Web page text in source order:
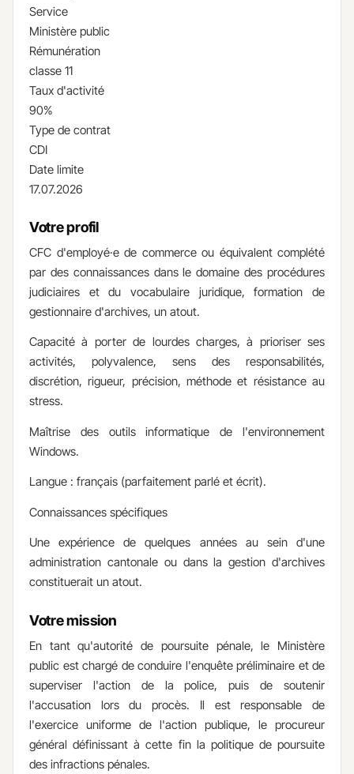
Service
Ministère public
Rémunération
classe 11
Taux d'activité
90%
Type de contrat
CDI
Date limite
17.07.2026
Votre profil
CFC d'employé·e de commerce ou équivalent complété
par des connaissances dans le domaine des procédures
judiciaires et du vocabulaire juridique, formation de
gestionnaire d'archives, un atout.
Capacité à porter de lourdes charges, à prioriser ses
activités, polyvalence, sens des responsabilités,
discrétion, rigueur, précision, méthode et résistance au
stress.
Maîtrise des outils informatique de l'environnement
Windows.
Langue : français (parfaitement parlé et écrit).
Connaissances spécifiques
Une expérience de quelques années au sein d'une
administration cantonale ou dans la gestion d'archives
constituerait un atout.​​
Votre mission
En tant qu'autorité de poursuite pénale, le Ministère
public est chargé de conduire l'enquête préliminaire et de
superviser l'action de la police, puis de soutenir
l'accusation lors du procès. Il est responsable de
l'exercice uniforme de l'action publique, le procureur
général définissant à cette fin la politique de poursuite
des infractions pénales.